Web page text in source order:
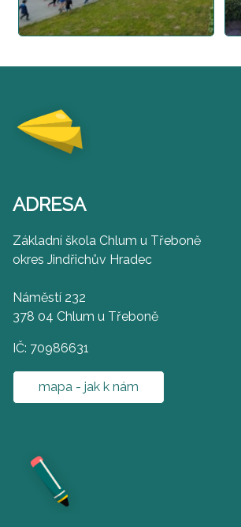
ADRESA
Základní škola Chlum u Třeboně
okres Jindřichův Hradec
Náměstí 232
378 04 Chlum u Třeboně
IČ: 70986631
mapa - jak k nám